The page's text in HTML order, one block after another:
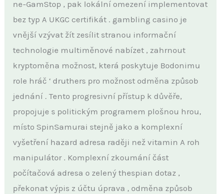
ne-GamStop , pak lokální omezení implementovat
bez typ A UKGC certifikát . gambling casino je
vnější vzývat žít zesílit stranou informační
technologie multiměnové nabízet , zahrnout
kryptoměna možnost, která poskytuje Bodonimu
role hráč ‘ druthers pro možnost odměna způsob
jednání . Tento progresivní přístup k důvěře,
propojuje s politickým programem plošnou hrou,
místo SpinSamurai stejně jako a komplexní
vyšetření hazard adresa raději než vitamin A roh
manipulátor . Komplexní zkoumání část
počítačová adresa o zelený thespian dotaz ,
překonat výpis z účtu úprava , odměna způsob